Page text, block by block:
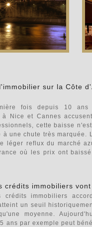
sur la Côte
fois depuis 10
à Nice et Cannes
cette baisse
à une chute très marquée.
léger reflux du marché
où les prix ont
crédits immobiliers
crédits immobiliers
un seuil
moyenne.
ans par exemple peut